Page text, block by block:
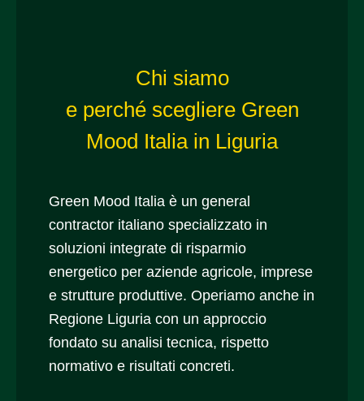
Chi siamo
e perché scegliere Green
Mood Italia in Liguria
Green Mood Italia è un general
contractor italiano specializzato in
soluzioni integrate di risparmio
energetico per aziende agricole, imprese
e strutture produttive. Operiamo anche in
Regione Liguria con un approccio
fondato su analisi tecnica, rispetto
normativo e risultati concreti.